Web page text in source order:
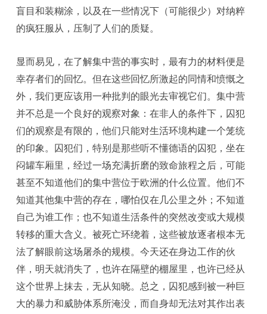
盲目和装糊涂，以及在一些情况下（可能很少）对纳粹
的疯狂服从，压制了人们的质疑。
显而易见，在了解集中营的事实时，最有力的材料便是
幸存者们的回忆。但在这些回忆所激起的同情和愤慨之
外，我们更应该用一种批判的眼光去审视它们。集中营
并不总是一个良好的观察对象：在非人的条件下，囚犯
们的观察是有限的，他们只能对生活环境构建一个笼统
的印象。囚犯们，特别是那些听不懂德语的囚犯，坐在
闷罐车厢里，经过一场充满折磨的致命旅程之后，可能
甚至不知道他们的集中营位于欧洲的什么位置。他们不
知道其他集中营的存在，哪怕仅在几公里之外；不知道
自己为谁工作；也不知道生活条件的突然改变或大规模
转移的重大含义。被死亡环绕着，这些被放逐者根本无
法了解眼前这场屠杀的规模。今天还在身边工作的伙
伴，明天就消失了，也许在隔壁的棚屋里，也许已经从
这个世界上抹去，无从知晓。总之，囚犯感到被一种巨
大的暴力和威胁体系所淹没，而自身却无法对其作出表